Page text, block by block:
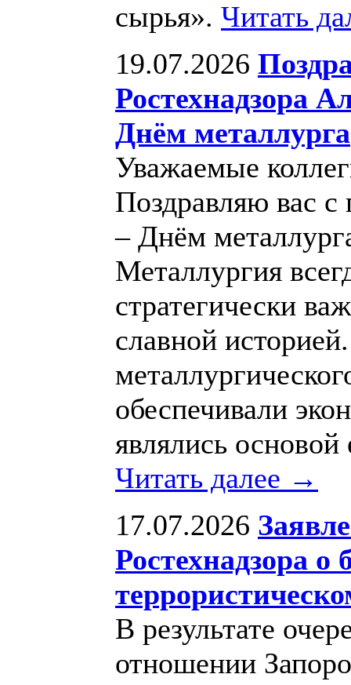
сырья». Читать
19.07.2026
Ростехнадзора
Днём металлурга
Уважаемые
Поздравляю вас
– Днём
Металлургия
стратегически
славной
обеспечивали
являлись основой
Читать далее →
17.07.2026
Ростехнадзора о
В результате
отношении